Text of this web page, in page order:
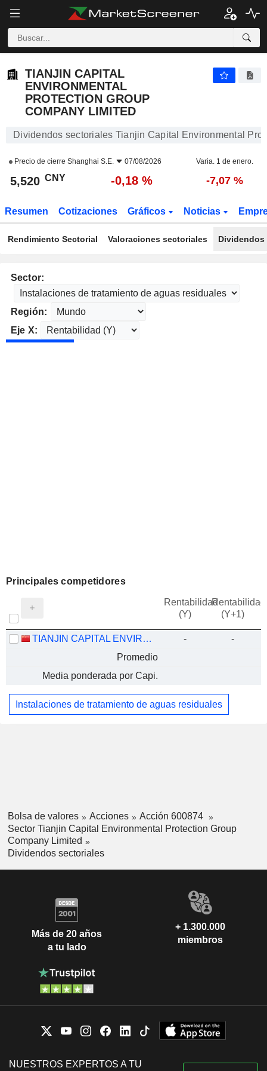
TIANJIN CAPITAL
ENVIRONMENTAL
PROTECTION GROUP
COMPANY LIMITED
Dividendos sectoriales Tianjin Capital Environmental
Precio de cierre Shanghai S.E. 07/08/2026 Varia. 1 de enero.
5,520 CNY -0,18 % -7,07 %
Resumen Cotizaciones Gráficos Noticias
Rendimiento Sectorial Valoraciones sectoriales
Sector:
Región:
Eje X:
Principales competidores
Rentabilidad
(Y)
Rentabilidad
(Y+1)
TIANJIN CAPITAL ENVIRONMENTAL PROTECTION GROUP COMPANY LIMITED -
-
Promedio
Media ponderada por Capi.
Instalaciones de tratamiento de aguas residuales
Bolsa de valores Acciones
Acción 600874
Sector Tianjin Capital Environmental Protection Group
Company Limited
Dividendos sectoriales
Más de 20 años
a tu lado
+ 1.300.000
miembros
NUESTROS EXPERTOS A TU